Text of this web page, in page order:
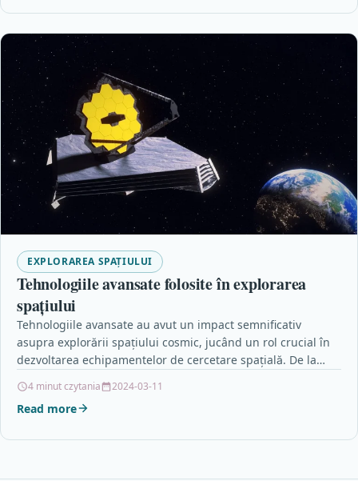
EXPLORAREA SPAȚIULUI
Tehnologiile avansate folosite în explorarea
spațiului
Tehnologiile avansate au avut un impact semnificativ
asupra explorării spațiului cosmic, jucând un rol crucial în
dezvoltarea echipamentelor de cercetare spațială. De la
4 minut czytania 2024-03-11
Read more